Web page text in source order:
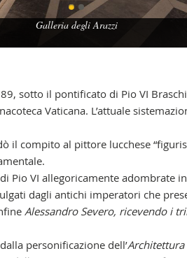
Galleria degli Arazzi
sotto il pontificato di Pio VI
Vaticana. L’attuale
compito al pittore lucchese
Pio VI allegoricamente
dagli antichi imperatori che
Alessandro Severo, ricevendo i
personificazione dell’Architettura